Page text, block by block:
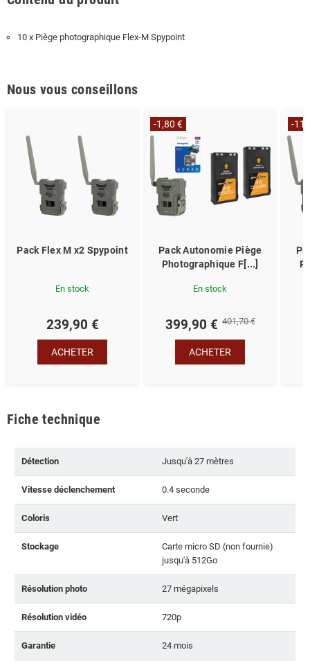
10 x Piège photographique Flex-M Spypoint
Nous vous conseillons
Pack Flex M x2 Spypoint
En stock
239,90 €
ACHETER
-1,80 €
Pack Autonomie Piège
Photographique F[...]
En stock
399,90 € 401,70 €
ACHETER
-
Fiche technique
Détection Jusqu'à 27 mètres
Vitesse déclenchement 0.4 seconde
Coloris Vert
Stockage
Carte micro SD (non fournie)
jusqu'à 512Go
Résolution photo 27 mégapixels
Résolution vidéo 720p
Garantie 24 mois